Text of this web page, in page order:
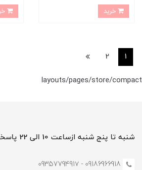
1
2
layouts/pages/store/compact
شنبه تا پنج شنبه ازساعت 10 الی 22 پاسخگوی شما هستیم
09186966918 - 0935779491۷